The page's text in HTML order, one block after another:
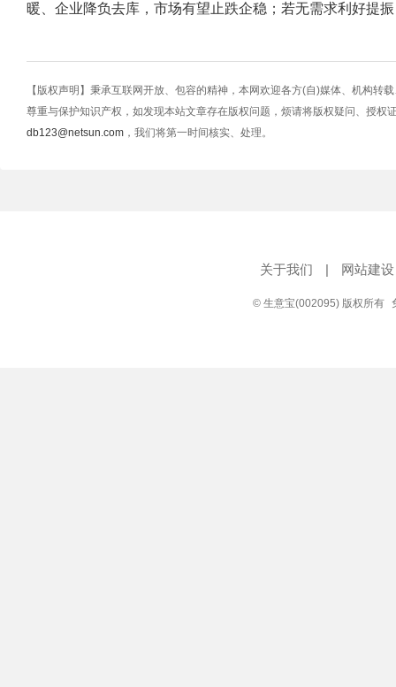
暖、企业降负去库，市场有望止跌企稳；若无需求利好提
【版权声明】秉承互联网开放、包容的精神，本网欢迎各方(自)媒体、机构转
尊重与保护知识产权，如发现本站文章存在版权问题，烦请将版权疑问、授权
db123@netsun.com ，我们将第一时间核实、处理。
关于我们 | 网站建设
© 生意宝(002095) 版权所有